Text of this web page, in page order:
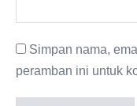
Simpan nama,
peramban ini untuk